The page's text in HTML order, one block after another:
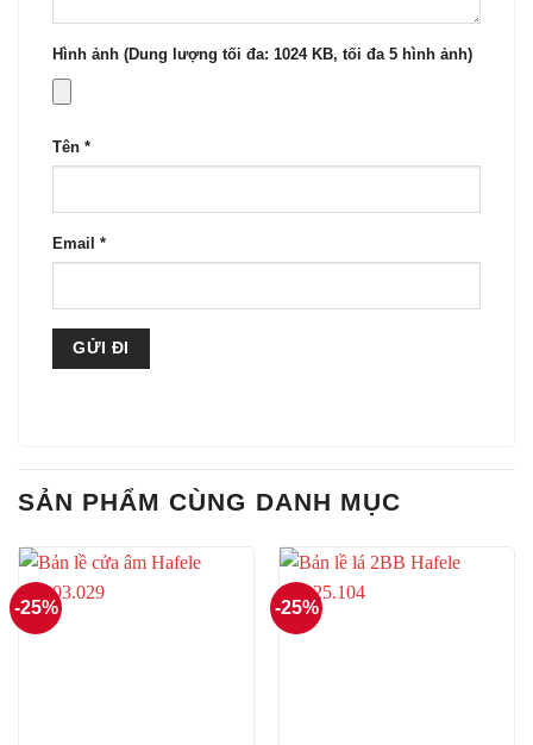
Hình ảnh (Dung lượng tối đa: 1024 KB, tối đa 5 hình ảnh)
Tên *
Email *
SẢN PHẨM CÙNG DANH MỤC
-25% -25%